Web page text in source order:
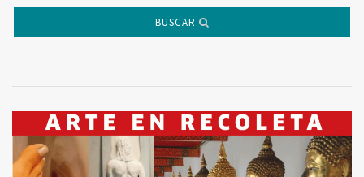
BUSCAR